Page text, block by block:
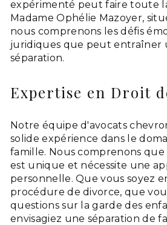
expérimenté peut faire toute
Madame Ophélie Mazoyer,
nous comprenons les défis
juridiques que peut entraîner
séparation.
Expertise en Droit
Notre équipe d'avocats
solide expérience dans le
famille. Nous comprenons
est unique et nécessite une
personnelle. Que vous soyez
procédure de divorce, que
questions sur la garde des
envisagiez une séparation de